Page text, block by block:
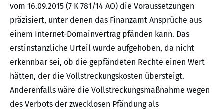
vom 16.09.2015 (7 K 781/14 AO) die Voraussetzungen
präzisiert, unter denen das Finanzamt Ansprüche aus
einem Internet-Domainvertrag pfänden kann. Das
erstinstanzliche Urteil wurde aufgehoben, da nicht
erkennbar sei, ob die gepfändeten Rechte einen Wert
hätten, der die Vollstreckungskosten übersteigt.
Anderenfalls wäre die Vollstreckungsmaßnahme wegen
des Verbots der zwecklosen Pfändung als